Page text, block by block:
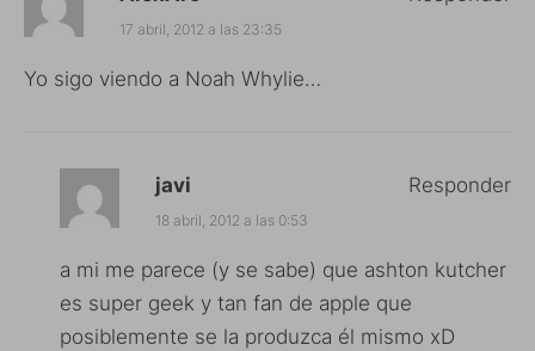
17 abril, 2012 a las 23:35
Yo sigo viendo a Noah Whylie…
javi
18 abril, 2012 a las 0:53
a mi me parece (y se sabe) que ashton kutcher
es super geek y tan fan de apple que
posiblemente se la produzca él mismo xD
Responder